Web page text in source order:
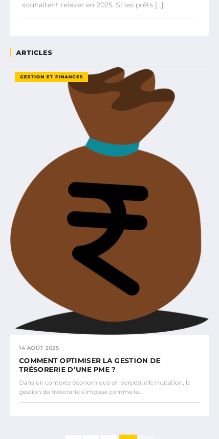
souhaitent relever en 2025. Si les prêts […]
ARTICLES
GESTION ET FINANCES
14 AOÛT 2025
COMMENT OPTIMISER LA GESTION DE
TRÉSORERIE D’UNE PME ?
Dans un contexte économique en perpétuelle mutation, la
gestion de trésorerie s’impose comme le…